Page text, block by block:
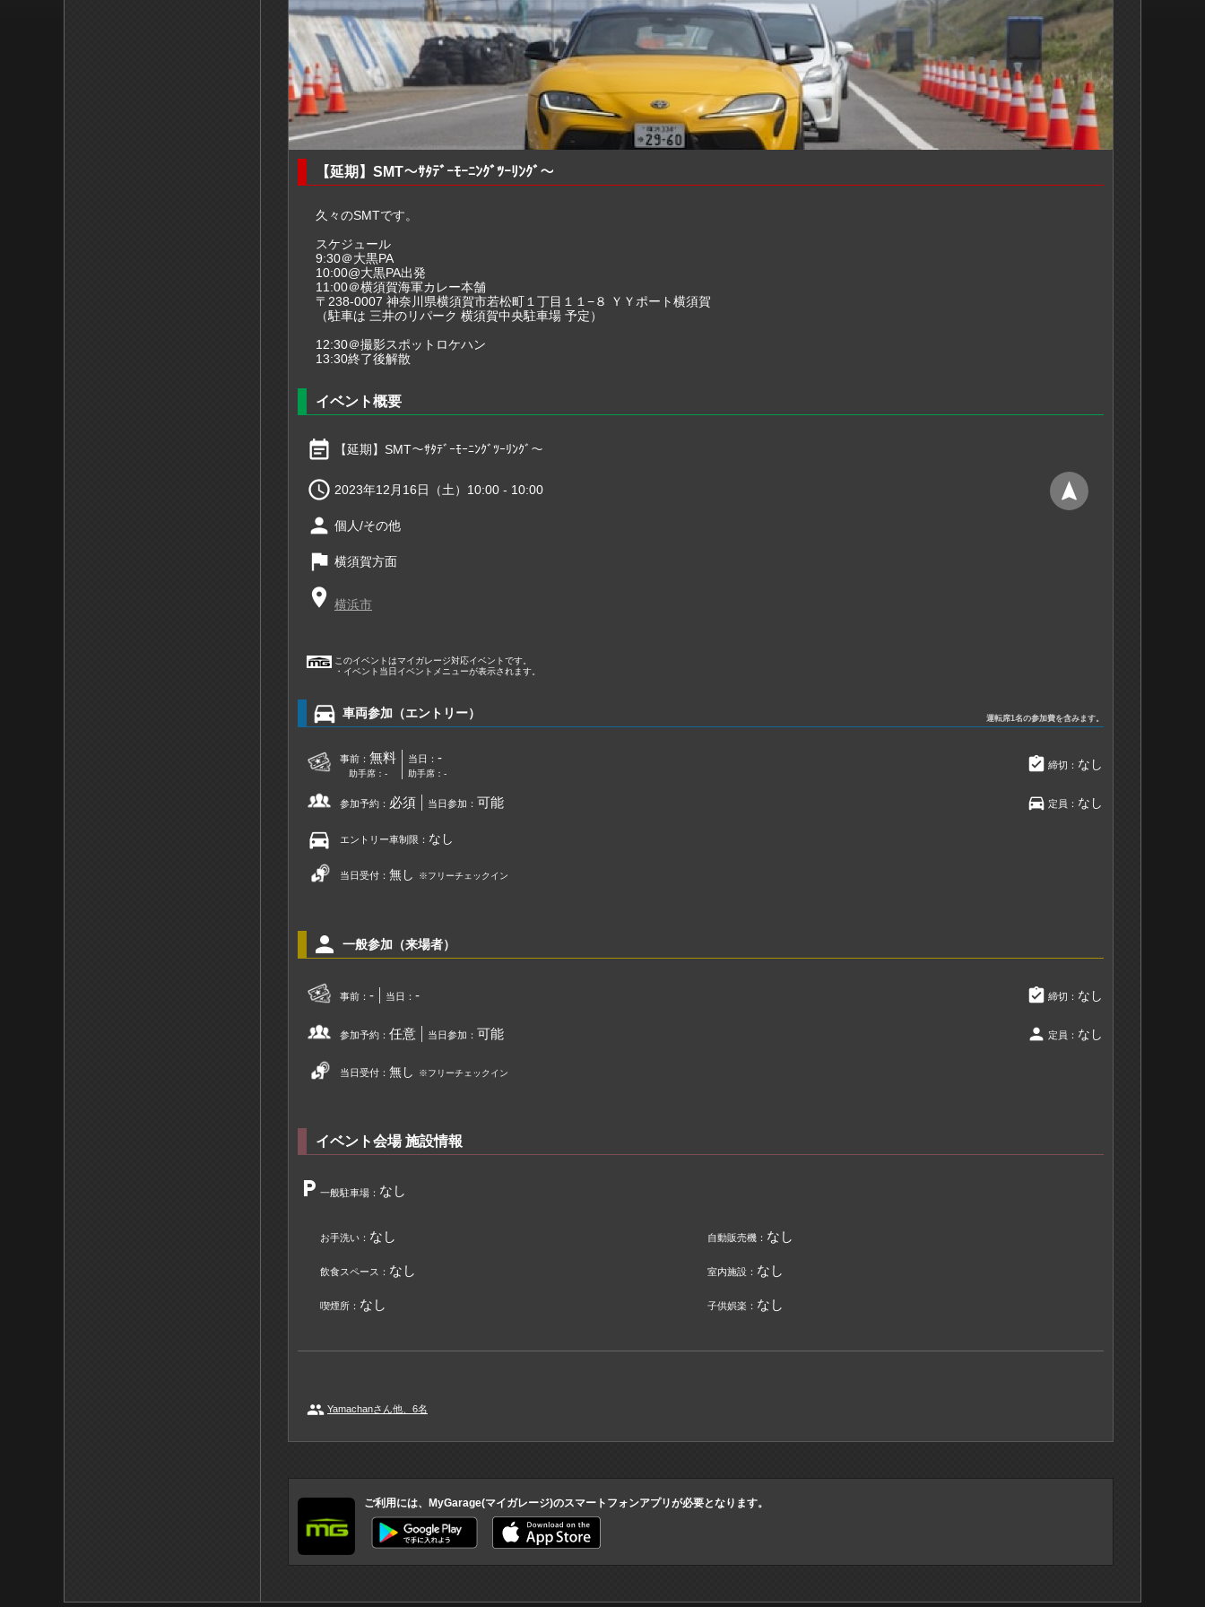
【延期】SMT〜ｻﾀﾃﾞｰﾓｰﾆﾝｸﾞﾂｰﾘﾝｸﾞ〜
久々のSMTです。
スケジュール
9:30＠大黒PA
10:00@大黒PA出発
11:00＠横須賀海軍カレー本舗
〒238-0007 神奈川県横須賀市若松町１丁目１１−８ ＹＹポート横須賀
（駐車は 三井のリパーク 横須賀中央駐車場 予定）
12:30＠撮影スポットロケハン
13:30終了後解散
イベント概要
event_note 【延期】SMT〜ｻﾀﾃﾞｰﾓｰﾆﾝｸﾞﾂｰﾘﾝｸﾞ〜
 2023年12月16日（土）10:00 - 10:00
person 個人/その他
flag 横須賀方面
place 横浜市
このイベントはマイガレージ対応イベントです。
・イベント当日イベントメニューが表示されます。
navigation
directions_car 車両参加（エントリー） 運転席1名の参加費を含みます。
事前： 無料
助手席：-
当日： -
助手席：- assignment_turned_in 締切： なし
参加予約： 必須 当日参加： 可能 directions_car 定員： なし
directions_car エントリー車制限： なし
当日受付： 無し ※フリーチェックイン
person 一般参加（来場者）
事前： - 当日： - assignment_turned_in 締切： なし
参加予約： 任意 当日参加： 可能 person 定員： なし
当日受付： 無し ※フリーチェックイン
イベント会場 施設情報
local_parking 一般駐車場： なし
お手洗い： なし 自動販売機： なし
飲食スペース： なし 室内施設： なし
喫煙所： なし 子供娯楽： なし
people Yamachanさん他、6名
ご利用には、MyGarage(マイガレージ)のスマートフォンアプリが必要となります。